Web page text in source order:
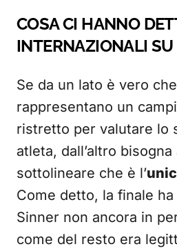
COSA CI HANNO
INTERNAZIONALI SU
Se da un lato è vero
rappresentano un
ristretto per valutare lo
atleta, dall’altro bisogna
sottolineare che è l’
Come detto, la finale
Sinner non ancora in
come del resto era